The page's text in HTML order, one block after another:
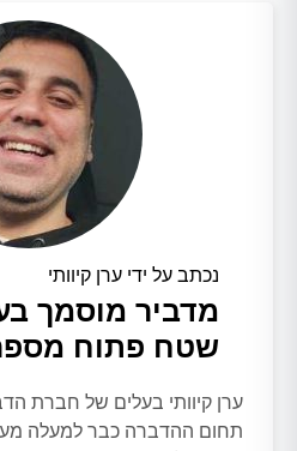
נכתב על ידי ערן קיוותי
מדביר מוסמך
שטח פתוח מספר
ערן קיוותי בעלים של חברת
תחום ההדברה כבר למעלה